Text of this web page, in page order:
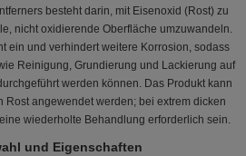
besteht darin, mit Eisenoxid (Rost) zu
nicht oxidierende Oberfläche umzuwandeln.
ein und verhindert weitere Korrosion, sodass
Reinigung, Grundierung und Lackierung auf
werden können. Das Produkt kann
Rost angewendet werden; bei extrem dicken
wiederholte Behandlung erforderlich sein.
und Eigenschaften